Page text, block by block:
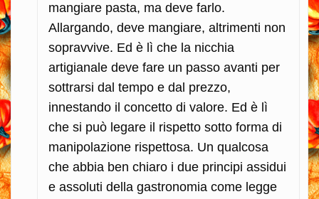
mangiare pasta, ma deve farlo.
Allargando, deve mangiare, altrimenti non
sopravvive. Ed è lì che la nicchia
artigianale deve fare un passo avanti per
sottrarsi dal tempo e dal prezzo,
innestando il concetto di valore. Ed è lì
che si può legare il rispetto sotto forma di
manipolazione rispettosa. Un qualcosa
che abbia ben chiaro i due principi assidui
e assoluti della gastronomia come legge